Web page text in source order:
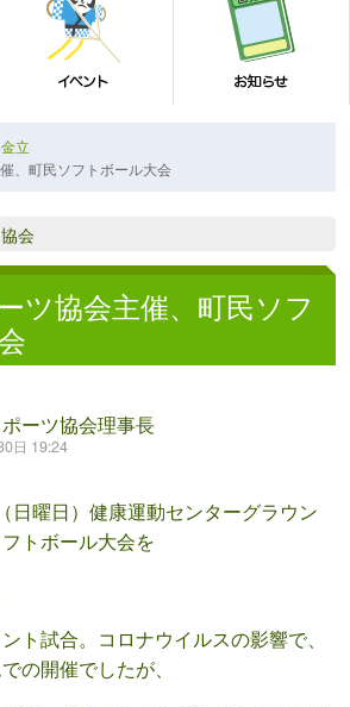
金立
、町民ソフトボール大会
会
ツ協会主催、町民ソフ
ーツ協会理事長
日 19:24
日曜日）健康運動センターグラウン
トボール大会を
ト試合。コロナウイルスの影響で、
の開催でしたが、